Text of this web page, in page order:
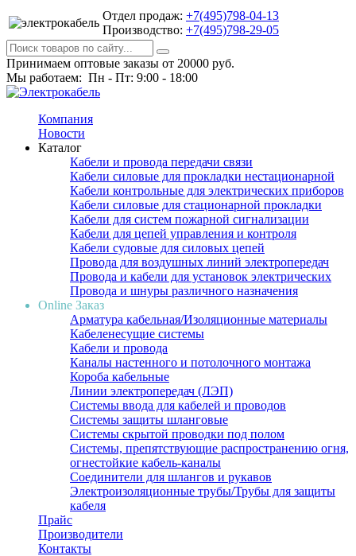
Отдел продаж: +7(495)798-04-13
Производство: +7(495)798-29-05
Принимаем оптовые заказы от 20000 руб.
Мы работаем: Пн - Пт: 9:00 - 18:00
Компания
Новости
Каталог
Кабели и провода передачи связи
Кабели силовые для прокладки нестационарной
Кабели контрольные для электрических приборов
Кабели силовые для стационарной прокладки
Кабели для систем пожарной сигнализации
Кабели для цепей управления и контроля
Кабели судовые для силовых цепей
Провода для воздушных линий электропередач
Провода и кабели для установок электрических
Провода и шнуры различного назначения
Online Заказ
Арматура кабельная/Изоляционные материалы
Кабеленесущие системы
Кабели и провода
Каналы настенного и потолочного монтажа
Короба кабельные
Линии электропередач (ЛЭП)
Системы ввода для кабелей и проводов
Системы защиты шланговые
Системы скрытой проводки под полом
Системы, препятствующие распространению огня,
огнестойкие кабель-каналы
Соединители для шлангов и рукавов
Электроизоляционные трубы/Трубы для защиты
кабеля
Прайс
Производители
Контакты